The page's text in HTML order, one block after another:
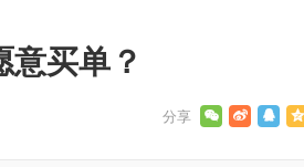
意买单？